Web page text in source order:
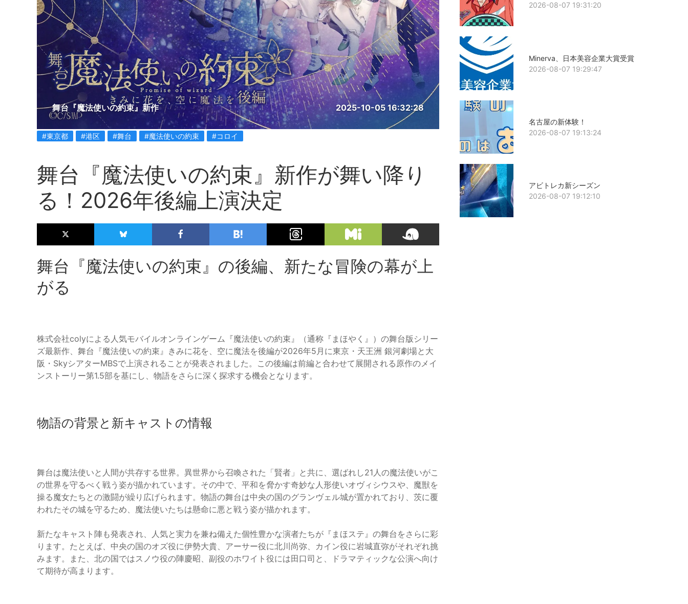
舞台『魔法使いの約束』新作 2025-10-05 16:32:28
#東京都 #港区 #舞台 #魔法使いの約束 #コロイ
舞台『魔法使いの約束』新作が舞い降り
る！2026年後編上演決定
舞台『魔法使いの約束』の後編、新たな冒険の幕が上
がる
株式会社colyによる人気モバイルオンラインゲーム『魔法使いの約束』（通称『まほやく』）の舞台版シリー
ズ最新作、舞台『魔法使いの約束』きみに花を、空に魔法を後編が2026年5月に東京・天王洲 銀河劇場と大
阪・SkyシアターMBSで上演されることが発表されました。この後編は前編と合わせて展開される原作のメイ
ンストーリー第1.5部を基にし、物語をさらに深く探求する機会となります。
物語の背景と新キャストの情報
舞台は魔法使いと人間が共存する世界。異世界から召喚された「賢者」と共に、選ばれし21人の魔法使いがこ
の世界を守るべく戦う姿が描かれています。その中で、平和を脅かす奇妙な人形使いオヴィシウスや、魔獣を
操る魔女たちとの激闘が繰り広げられます。物語の舞台は中央の国のグランヴェル城が置かれており、茨に覆
われたその城を守るため、魔法使いたちは懸命に悪と戦う姿が描かれます。
新たなキャスト陣も発表され、人気と実力を兼ね備えた個性豊かな演者たちが『まほステ』の舞台をさらに彩
ります。たとえば、中央の国のオズ役に伊勢大貴、アーサー役に北川尚弥、カイン役に岩城直弥がそれぞれ挑
みます。また、北の国ではスノウ役の陣慶昭、副役のホワイト役には田口司と、ドラマティックな公演へ向け
て期待が高まります。
2026-08-07 19:31:20
Minerva、日本美容企業大賞受賞
2026-08-07 19:29:47
名古屋の新体験！
2026-08-07 19:13:24
アビトレカ新シーズン
2026-08-07 19:12:10